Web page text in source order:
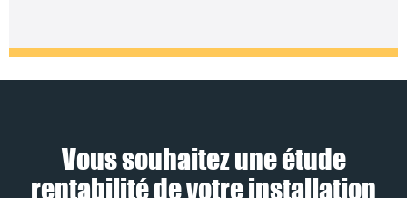
Vous souhaitez une étude
rentabilité de votre installation